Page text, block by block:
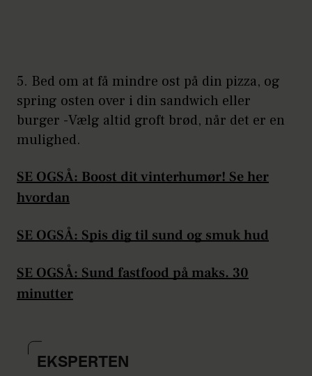
5. Bed om at få mindre ost på din pizza, og
spring osten over i din sandwich eller
burger -Vælg altid groft brød, når det er en
mulighed.
SE OGSÅ: Boost dit vinterhumør! Se her
hvordan
SE OGSÅ: Spis dig til sund og smuk hud
SE OGSÅ: Sund fastfood på maks. 30
minutter
EKSPERTEN